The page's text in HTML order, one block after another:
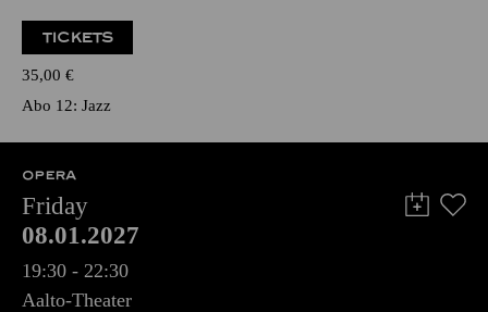
TICKETS
35,00 €
Abo 12: Jazz
OPERA
Friday
08.01.2027
19:30 - 22:30
Aalto-Theater